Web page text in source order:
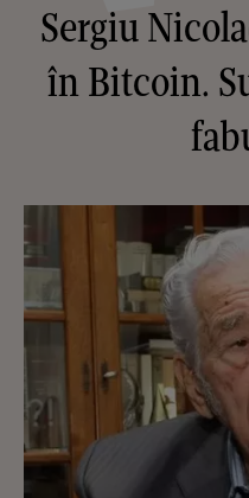
Sergiu
în Bitcoin.